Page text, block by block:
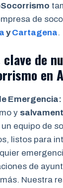
de
yCartagena.
de
en
Emergencia:
y
equipo de
listos para
de
Nuestra